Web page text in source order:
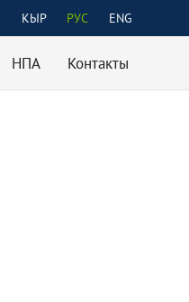
КЫР РУС ENG
НПА Контакты